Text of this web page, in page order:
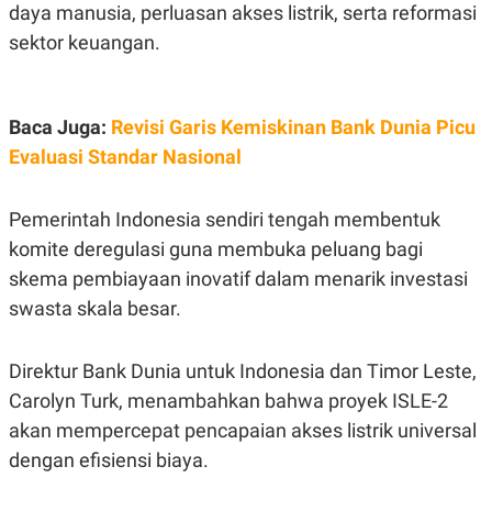
daya manusia, perluasan akses listrik, serta reformasi
sektor keuangan.
Baca Juga: Revisi Garis Kemiskinan Bank Dunia Picu
Evaluasi Standar Nasional
Pemerintah Indonesia sendiri tengah membentuk
komite deregulasi guna membuka peluang bagi
skema pembiayaan inovatif dalam menarik investasi
swasta skala besar.
Direktur Bank Dunia untuk Indonesia dan Timor Leste,
Carolyn Turk, menambahkan bahwa proyek ISLE-2
akan mempercepat pencapaian akses listrik universal
dengan efisiensi biaya.